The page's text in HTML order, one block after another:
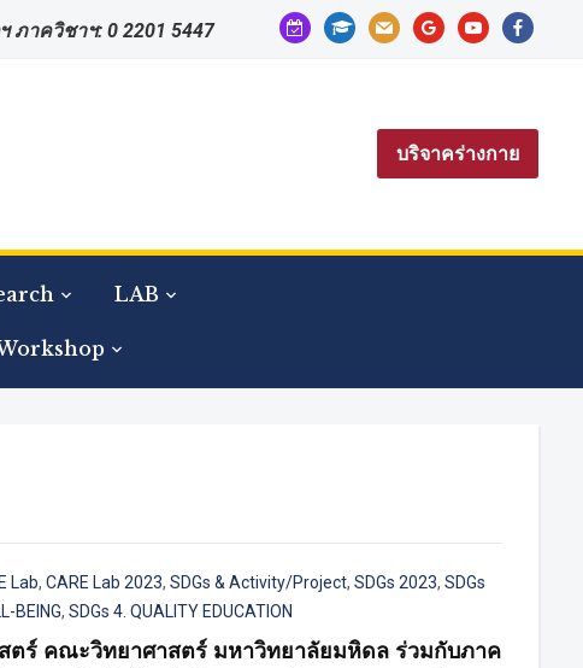
calendar-
check-
graduation-
cap
mail googleyoutubefacebook
ภาควิชาฯ: 0 2201 5447
บริจาคร่างกาย
LAB
Lab,CARE Lab 2023,SDGs & Activity/Project,SDGs 2023,SDGs
BEING,SDGs 4. QUALITY EDUCATION
ตร์ คณะวิทยาศาสตร์ มหาวิทยาลัยมหิดล ร่วมกับภาค